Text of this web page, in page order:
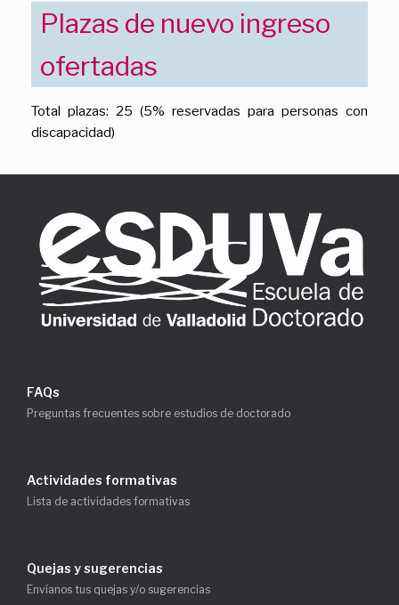
Plazas de nuevo ingreso
ofertadas
Total plazas: 25 (5% reservadas para personas con
discapacidad)
FAQs
Preguntas frecuentes sobre estudios de doctorado
Actividades formativas
Lista de actividades formativas
Quejas y sugerencias
Envíanos tus quejas y/o sugerencias